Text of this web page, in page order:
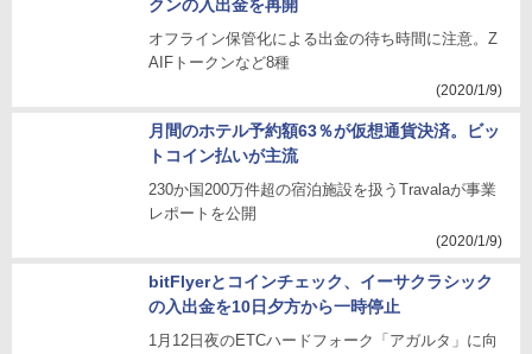
クンの入出金を再開
オフライン保管化による出金の待ち時間に注意。Z
AIFトークンなど8種
(2020/1/9)
月間のホテル予約額63％が仮想通貨決済。ビッ
トコイン払いが主流
230か国200万件超の宿泊施設を扱うTravalaが事業
レポートを公開
(2020/1/9)
bitFlyerとコインチェック、イーサクラシック
の入出金を10日夕方から一時停止
1月12日夜のETCハードフォーク「アガルタ」に向